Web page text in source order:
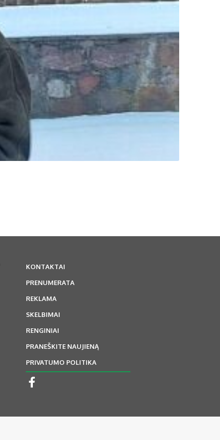
KONTAKTAI
PRENUMERATA
REKLAMA
SKELBIMAI
RENGINIAI
PRANEŠKITE NAUJIENĄ
PRIVATUMO POLITIKA